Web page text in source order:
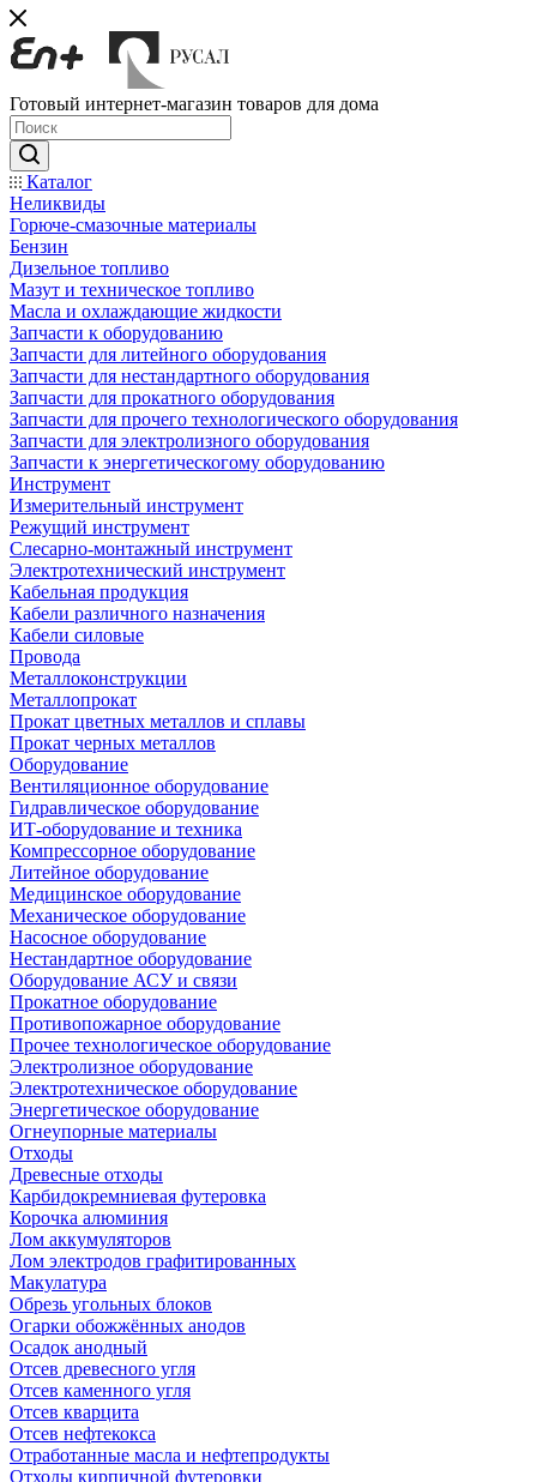
Готовый интернет-магазин товаров для дома
Каталог
Неликвиды
Горюче-смазочные материалы
Бензин
Дизельное топливо
Мазут и техническое топливо
Масла и охлаждающие жидкости
Запчасти к оборудованию
Запчасти для литейного оборудования
Запчасти для нестандартного оборудования
Запчасти для прокатного оборудования
Запчасти для прочего технологического оборудования
Запчасти для электролизного оборудования
Запчасти к энергетическогому оборудованию
Инструмент
Измерительный инструмент
Режущий инструмент
Слесарно-монтажный инструмент
Электротехнический инструмент
Кабельная продукция
Кабели различного назначения
Кабели силовые
Провода
Металлоконструкции
Металлопрокат
Прокат цветных металлов и сплавы
Прокат черных металлов
Оборудование
Вентиляционное оборудование
Гидравлическое оборудование
ИТ-оборудование и техника
Компрессорное оборудование
Литейное оборудование
Медицинское оборудование
Механическое оборудование
Насосное оборудование
Нестандартное оборудование
Оборудование АСУ и связи
Прокатное оборудование
Противопожарное оборудование
Прочее технологическое оборудование
Электролизное оборудование
Электротехническое оборудование
Энергетическое оборудование
Огнеупорные материалы
Отходы
Древесные отходы
Карбидокремниевая футеровка
Корочка алюминия
Лом аккумуляторов
Лом электродов графитированных
Макулатура
Обрезь угольных блоков
Огарки обожжённых анодов
Осадок анодный
Отсев древесного угля
Отсев каменного угля
Отсев кварцита
Отсев нефтекокса
Отработанные масла и нефтепродукты
Отходы кирпичной футеровки